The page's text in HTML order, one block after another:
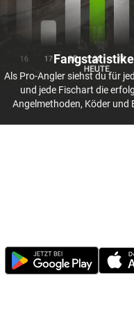
Als Pro-Angler siehst du für
und jede Fischart die
Angelmethoden, Köder und